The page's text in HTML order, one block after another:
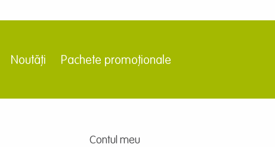
Noutăți Pachete promoționale
Contul meu